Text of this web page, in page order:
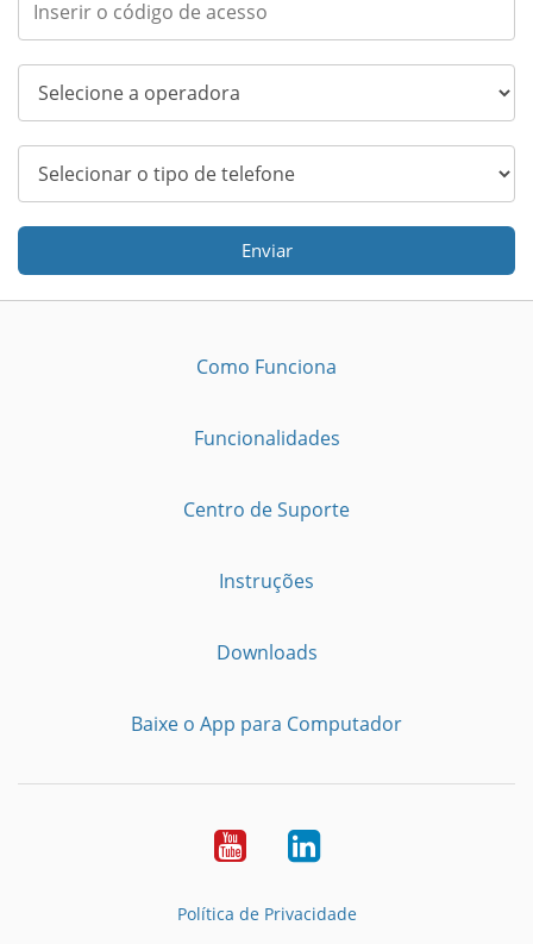
Enviar
Como Funciona
Funcionalidades
Centro de Suporte
Instruções
Downloads
Baixe o App para Computador
YoutubeLinkedIn
Política de Privacidade